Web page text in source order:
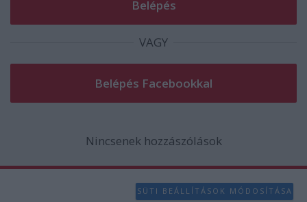
VAGY
Nincsenek hozzászólások
SÜTI BEÁLLÍTÁSOK MÓDOSÍTÁSA